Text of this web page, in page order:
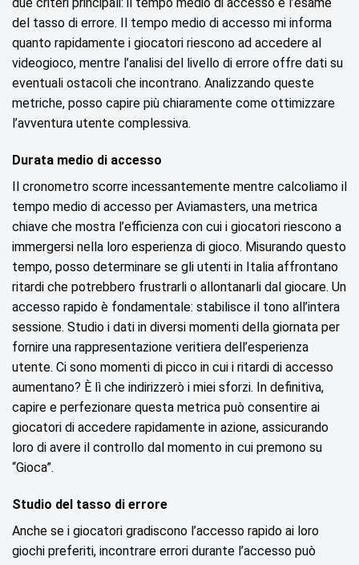
del tasso di errore. Il tempo medio di accesso mi informa
quanto rapidamente i giocatori riescono ad accedere al
videogioco, mentre l’analisi del livello di errore offre dati su
eventuali ostacoli che incontrano. Analizzando queste
metriche, posso capire più chiaramente come ottimizzare
l’avventura utente complessiva.
Durata medio di accesso
Il cronometro scorre incessantemente mentre calcoliamo il
tempo medio di accesso per Aviamasters, una metrica
chiave che mostra l’efficienza con cui i giocatori riescono a
immergersi nella loro esperienza di gioco. Misurando questo
tempo, posso determinare se gli utenti in Italia affrontano
ritardi che potrebbero frustrarli o allontanarli dal giocare. Un
accesso rapido è fondamentale: stabilisce il tono all’intera
sessione. Studio i dati in diversi momenti della giornata per
fornire una rappresentazione veritiera dell’esperienza
utente. Ci sono momenti di picco in cui i ritardi di accesso
aumentano? È lì che indirizzerò i miei sforzi. In definitiva,
capire e perfezionare questa metrica può consentire ai
giocatori di accedere rapidamente in azione, assicurando
loro di avere il controllo dal momento in cui premono su
“Gioca”.
Studio del tasso di errore
Anche se i giocatori gradiscono l’accesso rapido ai loro
giochi preferiti, incontrare errori durante l’accesso può